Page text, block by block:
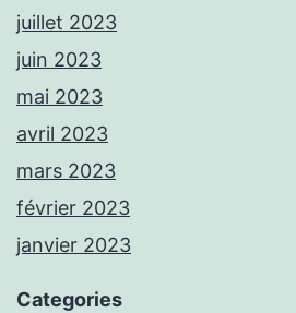
juillet 2023
juin 2023
mai 2023
avril 2023
mars 2023
février 2023
janvier 2023
Categories